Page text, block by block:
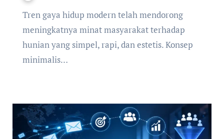
Tren gaya hidup modern telah mendorong
meningkatnya minat masyarakat terhadap
hunian yang simpel, rapi, dan estetis. Konsep
minimalis…